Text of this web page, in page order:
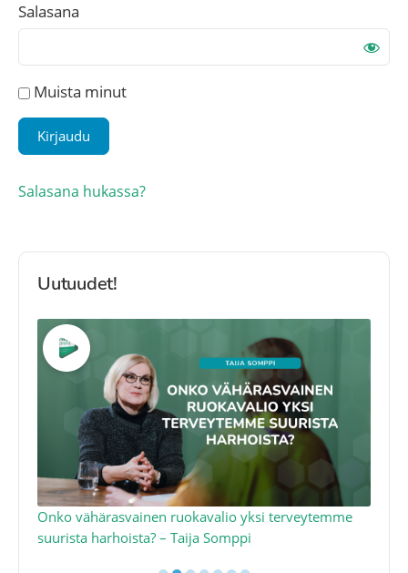
Salasana
Muista minut
Salasana hukassa?
Uutuudet!
Onko vähärasvainen ruokavalio yksi terveytemme
suurista harhoista? – Taija Somppi